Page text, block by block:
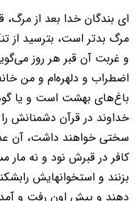
ای بندگان خدا بعد از مرگ،
مرگ بدتر است، بترسید از
و غربت آن قبر هر روز
اضطراب و دلهره‌ام و من
باغ‌های بهشت است و یا
خداوند در قرآن دشمنانش را
سختی خواهند داشت، آن
کافر در قبرش نود و نه
بزنند و استخوانهایش
دهند و پیش اون رفت و